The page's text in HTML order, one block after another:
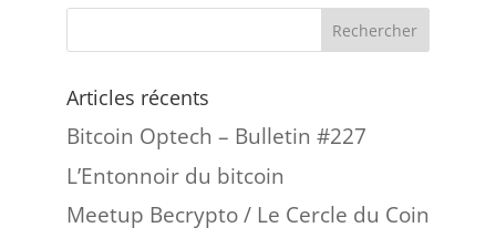
Articles récents
Bitcoin Optech – Bulletin #227
L’Entonnoir du bitcoin
Meetup Becrypto / Le Cercle du Coin